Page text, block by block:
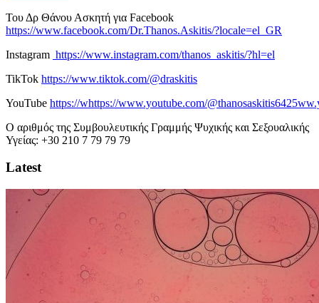
Του Δρ Θάνου Ασκητή για Facebook
https://www.facebook.com/Dr.Thanos.Askitis/?locale=el_GR
Instagram https://www.instagram.com/thanos_askitis/?hl=el
TikTok https://www.tiktok.com/@draskitis
YouTube https://whttps://www.youtube.com/
O αριθμός της Συμβουλευτικής Γραμμής Ψυχικής και Σεξουαλικής
Υγείας: +30 210 7 79 79 79
Latest